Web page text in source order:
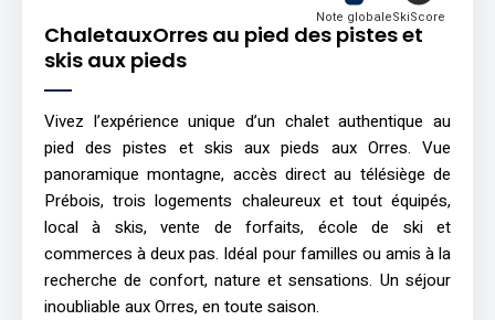
ChaletauxOrres au pied des pistes et
skis aux pieds
Note globaleSkiScore
Vivez l’expérience unique d’un chalet authentique au
pied des pistes et skis aux pieds aux Orres. Vue
panoramique montagne, accès direct au télésiège de
Prébois, trois logements chaleureux et tout équipés,
local à skis, vente de forfaits, école de ski et
commerces à deux pas. Idéal pour familles ou amis à la
recherche de confort, nature et sensations. Un séjour
inoubliable aux Orres, en toute saison.